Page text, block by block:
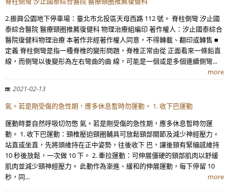
2.振興公園地下停車場：臺北市北投區天母西路 112 號。 脊柱側彎 汐止國
泰綜合醫院 醫療頸圈推薦復健科 物理治療組編印 著作權人：汐止國泰綜合
醫院復健科物理治療 本著作非經著作權人同意，不得轉載、翻印或轉售 ■
定義 脊柱側彎是指一種脊椎的變形問題，脊椎正常由從 正面看來一條鉛直
線，而側彎以後變形為左右彎曲的曲 線，可能是一個或是多個連續側彎...
more
2021-02-13
氣。若是剛受傷的急性期，應多休息暫時勿運動。 1. 收下巴運動
運動時要自然呼吸切勿憋 氣。若是剛受傷的急性期，應多休息暫時勿運
動。 1. 收下巴運動：頸椎壓迫頸圈輔具可放鬆頸部關節及減少神經壓力。
站直或坐直，先將頭維持在正中姿勢，往後收下 巴，讓後頸有緊繃感維持
10 秒後放鬆，一次做 10 下。 2. 牽拉運動：可伸展僵硬的頸部肌肉以舒緩
肌肉並減少頸神經壓力。 此動作為漸進、緩和的伸展運動，每下停留 10
秒，同...
more